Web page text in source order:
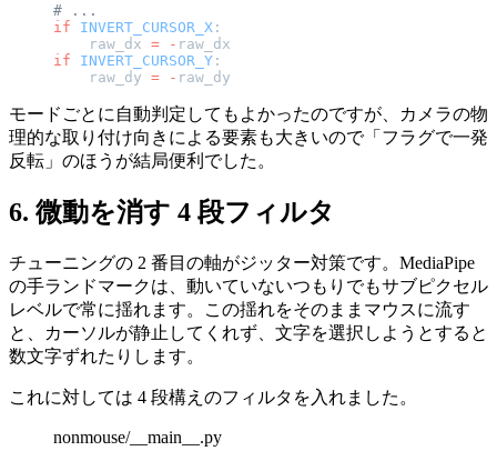
# ...
if INVERT_CURSOR_X :
    raw_dx
= - raw_dx
if INVERT_CURSOR_Y :
    raw_dy
= - raw_dy
モードごとに自動判定してもよかったのですが、カメラの物
理的な取り付け向きによる要素も大きいので「フラグで一発
反転」のほうが結局便利でした。
6. 微動を消す 4 段フィルタ
チューニングの 2 番目の軸がジッター対策です。MediaPipe
の手ランドマークは、動いていないつもりでもサブピクセル
レベルで常に揺れます。この揺れをそのままマウスに流す
と、カーソルが静止してくれず、文字を選択しようとすると
数文字ずれたりします。
これに対しては 4 段構えのフィルタを入れました。
nonmouse/__main__.py